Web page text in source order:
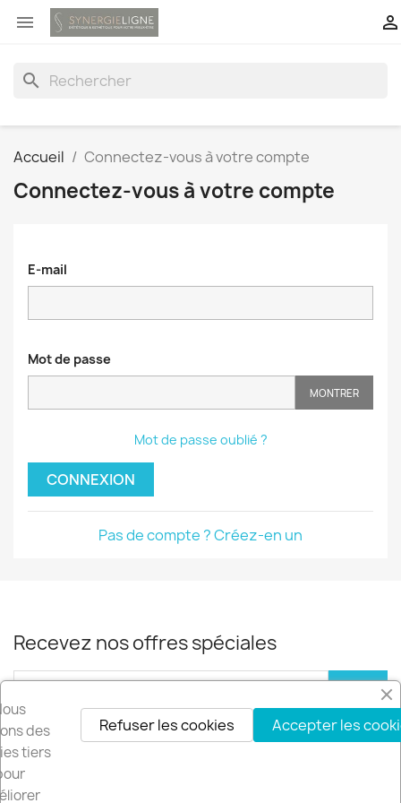
 
search
Accueil Connectez-vous à votre compte
Connectez-vous à votre compte
E-mail
Mot de passe
MONTRER
Mot de passe oublié ?
CONNEXION
Pas de compte ? Créez-en un
Recevez nos offres spéciales
Vous pouvez vous désinscrire à tout moment. Vous trouverez pour cela
nos informations de contact dans les conditions d'utilisation du site.
des
tiers
Accepter les
Refuser les cookies